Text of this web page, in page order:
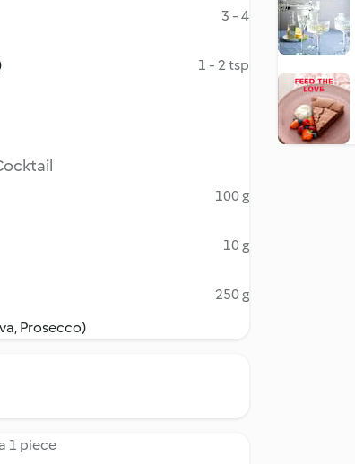
3 - 4
1 - 2 tsp
100 g
10 g
250 g
Prosecco)
1 piece